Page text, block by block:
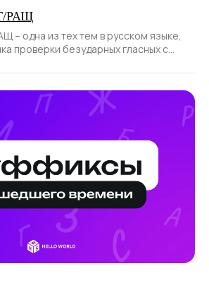
РАЩ
– одна из тех тем в русском языке,
проверки безударных гласных с